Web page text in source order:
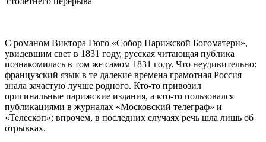
С романом Виктора Гюго «Собор Парижской Богоматери»,
увидевшим свет в 1831 году, русская читающая публика
познакомилась в том же самом 1831 году. Что неудивительно:
французский язык в те далекие времена грамотная Россия
знала зачастую лучше родного. Кто-то привозил
оригинальные парижские издания, а кто-то пользовался
публикациями в журналах «Московский телеграф» и
«Телескоп»; впрочем, в последних случаях речь шла лишь об
отрывках.